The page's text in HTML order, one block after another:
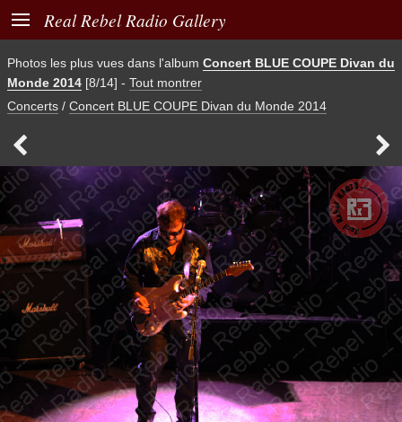
 Real Rebel Radio Gallery
Photos les plus vues dans l'album Concert BLUE COUPE Divan du
Monde 2014 [8/14] - Tout montrer
Concerts / Concert BLUE COUPE Divan du Monde 2014
 